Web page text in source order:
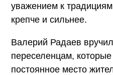
уважением к
крепче и сильнее.
Валерий Радаев
переселенцам,
постоянное место